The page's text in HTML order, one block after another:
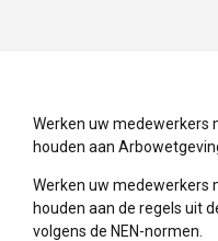
Werken uw medewerkers
houden aan
Werken uw medewerkers
houden aan de regels uit
volgens de NEN-normen.